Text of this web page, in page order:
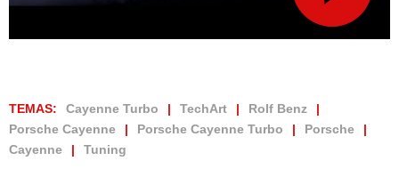
TEMAS: Cayenne Turbo TechArt
Rolf Benz
Porsche Cayenne
Porsche Cayenne Turbo
Porsche
Cayenne
Tuning